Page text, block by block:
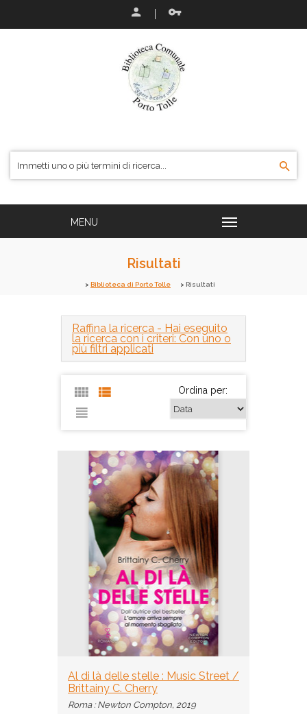
Risultati
Biblioteca di Porto Tolle Risultati
Raffina la ricerca - Hai eseguito
la ricerca con i criteri: Con uno o
più filtri applicati
Ordina per:
Al di là delle stelle : Music Street /
Brittainy C. Cherry
Roma : Newton Compton, 2019